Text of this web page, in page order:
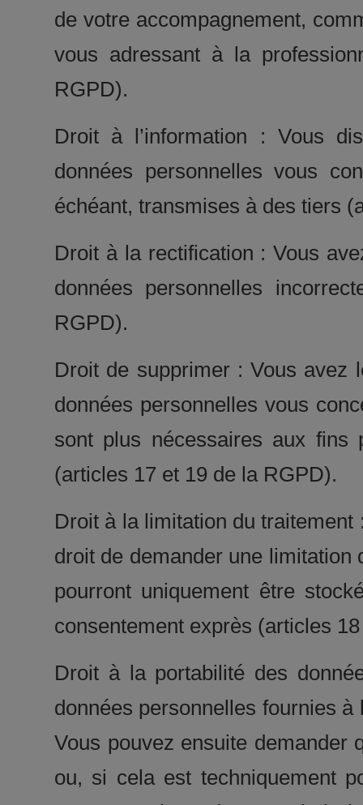
de votre accompagnement,
vous adressant à la
RGPD).
Droit à l’information : Vous
données personnelles vous
échéant, transmises à des tiers
Droit à la rectification : Vous
données personnelles
RGPD).
Droit de supprimer : Vous avez
données personnelles vous
sont plus nécessaires aux fins
(articles 17 et 19 de la RGPD).
Droit à la limitation du
droit de demander une
pourront uniquement être
consentement exprès (articles
Droit à la portabilité des
données personnelles fournies
Vous pouvez ensuite demander
ou, si cela est techniquement